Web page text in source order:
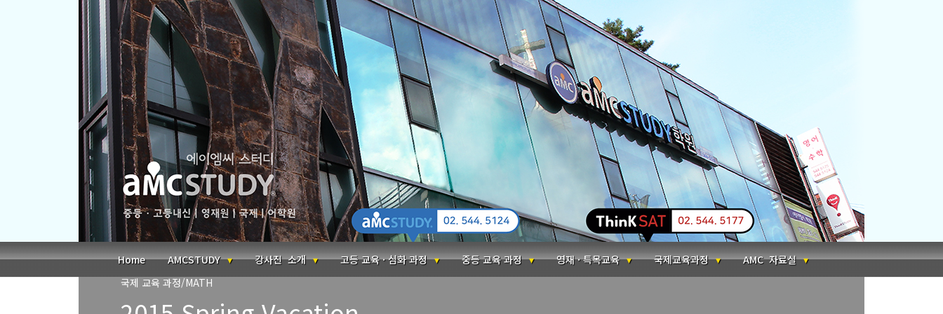
Home AMCSTUDY 강사진 소개 고등 교육 · 심화 과정 중등 교육 과정 영재 · 특목교육 국제교육과정
AMC 자료실
국제 교육 과정/MATH